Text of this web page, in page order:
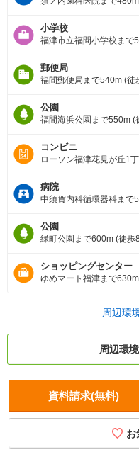
小学校
福津市立福間小学校まで
郵便局
福間郵便局まで540m (徒
公園
福間海浜公園まで550m (
コンビニ
ローソン福津花見が丘1
病院
中須賀内科循環器科まで
公園
緑町公園まで600m (徒歩
ショッピングセンター
ゆめマート福津まで
周辺環
周辺環
資料請求(無料)
お